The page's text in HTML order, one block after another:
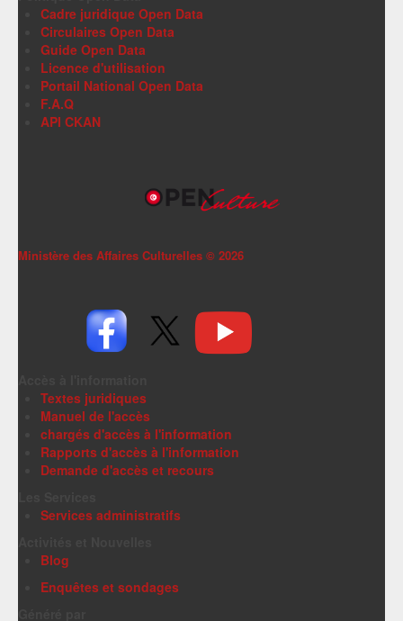
Cadre juridique Open Data
Circulaires Open Data
Guide Open Data
Licence d'utilisation
Portail National Open Data
F.A.Q
API CKAN
Ministère des Affaires Culturelles © 2026
Textes juridiques
Manuel de l'accès
chargés d'accès à l'information
Rapports d'accès à l'information
Demande d'accès et recours
Services administratifs
Blog
Enquêtes et sondages